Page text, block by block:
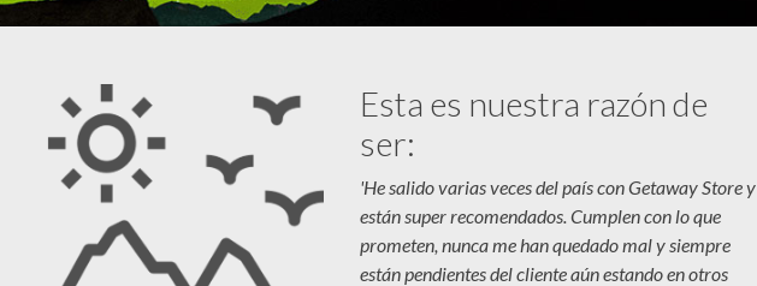
Esta es nuestra razón de
ser:
'He salido varias veces del país con Getaway Store y
están super recomendados. Cumplen con lo que
prometen, nunca me han quedado mal y siempre
están pendientes del cliente aún estando en otros